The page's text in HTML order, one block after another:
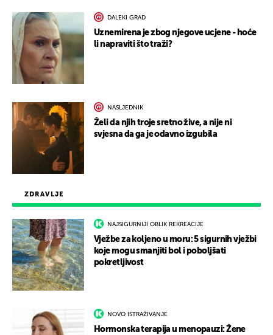
ZDRAVLJE
NAJSIGURNIJI OBLIK REKREACIJE
Vježbe za koljeno u moru: 5 sigurnih vježbi
koje mogu smanjiti bol i poboljšati
pokretljivost
NOVO ISTRAŽIVANJE
Hormonska terapija u menopauzi: Žene
DALEKI GRAD
Uznemirena je zbog njegove ucjene - hoće
li napraviti što traži?
NASLJEDNIK
Želi da njih troje sretno žive, a nije ni
svjesna da ga je odavno izgubila